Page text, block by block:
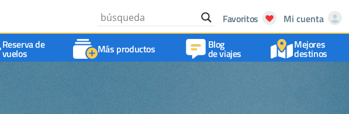
Favoritos
Mi cuenta
Reserva de
vuelos Más productos Blog
de viajes
Mejores
destinos